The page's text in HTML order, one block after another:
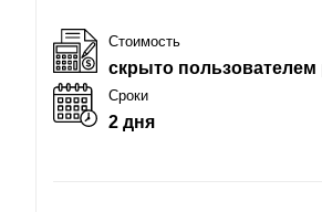
Стоимость
скрыто пользователем
Сроки
2 дня